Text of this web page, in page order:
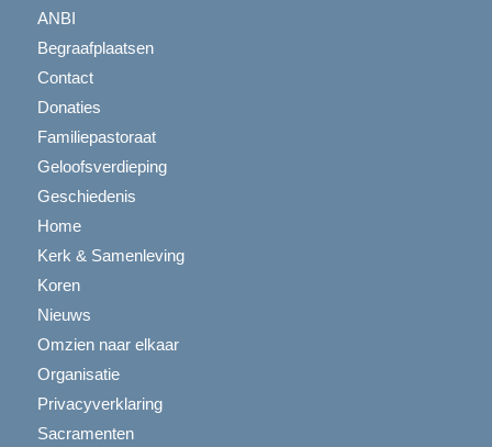
ANBI
Begraafplaatsen
Contact
Donaties
Familiepastoraat
Geloofsverdieping
Geschiedenis
Home
Kerk & Samenleving
Koren
Nieuws
Omzien naar elkaar
Organisatie
Privacyverklaring
Sacramenten